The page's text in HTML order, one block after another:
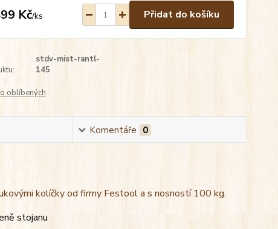
Kč/ks Přidat do košíku
stdv-mist-rantl-
145
oblíbených
Komentáře 0
kolíčky od firmy Festool a s nosností 100 kg.
stojanu